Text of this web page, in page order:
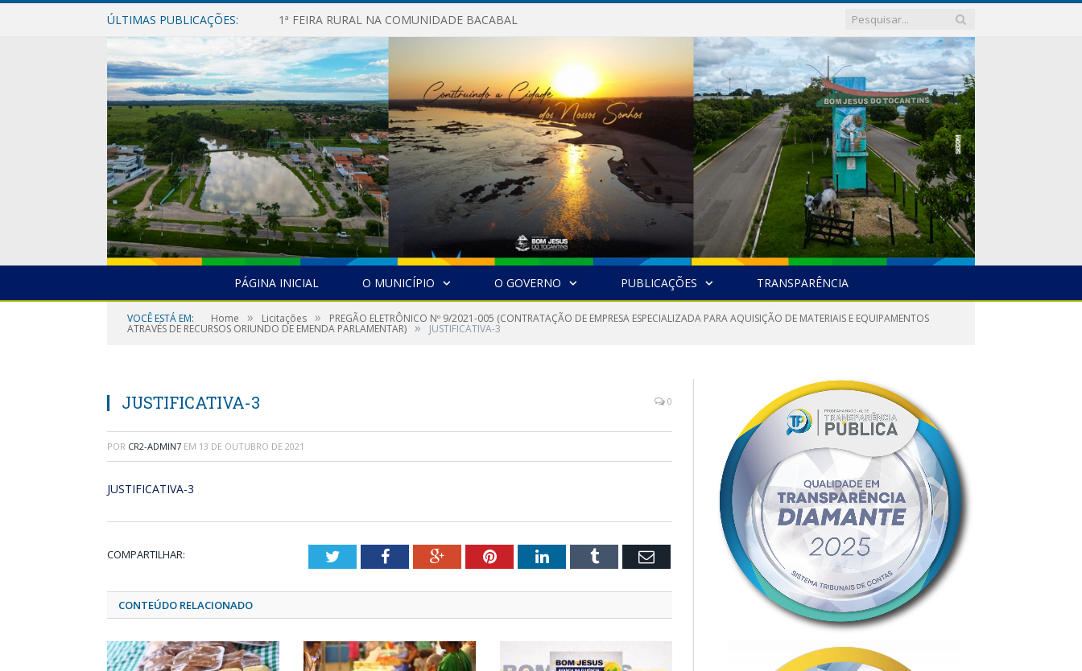
ÚLTIMAS PUBLICAÇÕES: 1ª FEIRA RURAL NA COMUNIDADE BACABAL
PÁGINA INICIAL O MUNICÍPIO O GOVERNO PUBLICAÇÕES TRANSPARÊNCIA
VOCÊ ESTÁ EM: Home » Licitações » PREGÃO ELETRÔNICO Nº 9/2021-005 (CONTRATAÇÃO DE EMPRESA ESPECIALIZADA PARA AQUISIÇÃO DE MATERIAIS E EQUIPAMENTOS
ATRAVÉS DE RECURSOS ORIUNDO DE EMENDA PARLAMENTAR) » JUSTIFICATIVA-3
JUSTIFICATIVA-3 0
POR CR2-ADMIN7 EM 13 DE OUTUBRO DE 2021
JUSTIFICATIVA-3
COMPARTILHAR: TwitterFacebookGoogle+PinterestLinkedInTumblr Email
CONTEÚDO RELACIONADO